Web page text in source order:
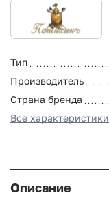
Тип
Производитель
Страна бренда
Все характеристики
Описание